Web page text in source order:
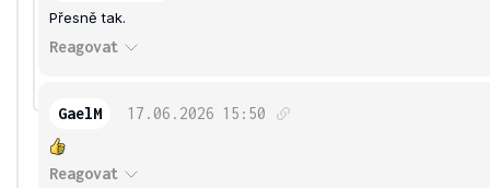
Přesně tak.
Reagovat
GaelM 17.06.2026 15:50
Reagovat